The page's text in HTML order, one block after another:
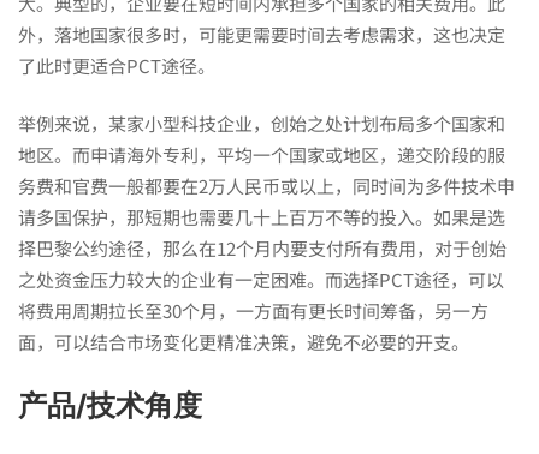
外，落地国家很多时，可能更需要时间去考虑需求，这也决定
了此时更适合PCT途径。
举例来说，某家小型科技企业，创始之处计划布局多个国家和
地区。而申请海外专利，平均一个国家或地区，递交阶段的服
务费和官费一般都要在2万人民币或以上，同时间为多件技术申
请多国保护，那短期也需要几十上百万不等的投入。如果是选
择巴黎公约途径，那么在12个月内要支付所有费用，对于创始
之处资金压力较大的企业有一定困难。而选择PCT途径，可以
将费用周期拉长至30个月，一方面有更长时间筹备，另一方
面，可以结合市场变化更精准决策，避免不必要的开支。
产品/技术角度